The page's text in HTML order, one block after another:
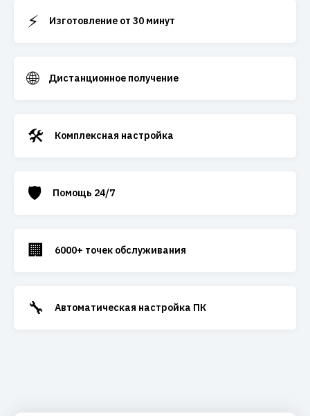
⚡ Изготовление от 30 минут
🌐 Дистанционное получение
🛠️ Комплексная настройка
🛡️ Помощь 24/7
🏢 6000+ точек обслуживания
🔧 Автоматическая настройка ПК